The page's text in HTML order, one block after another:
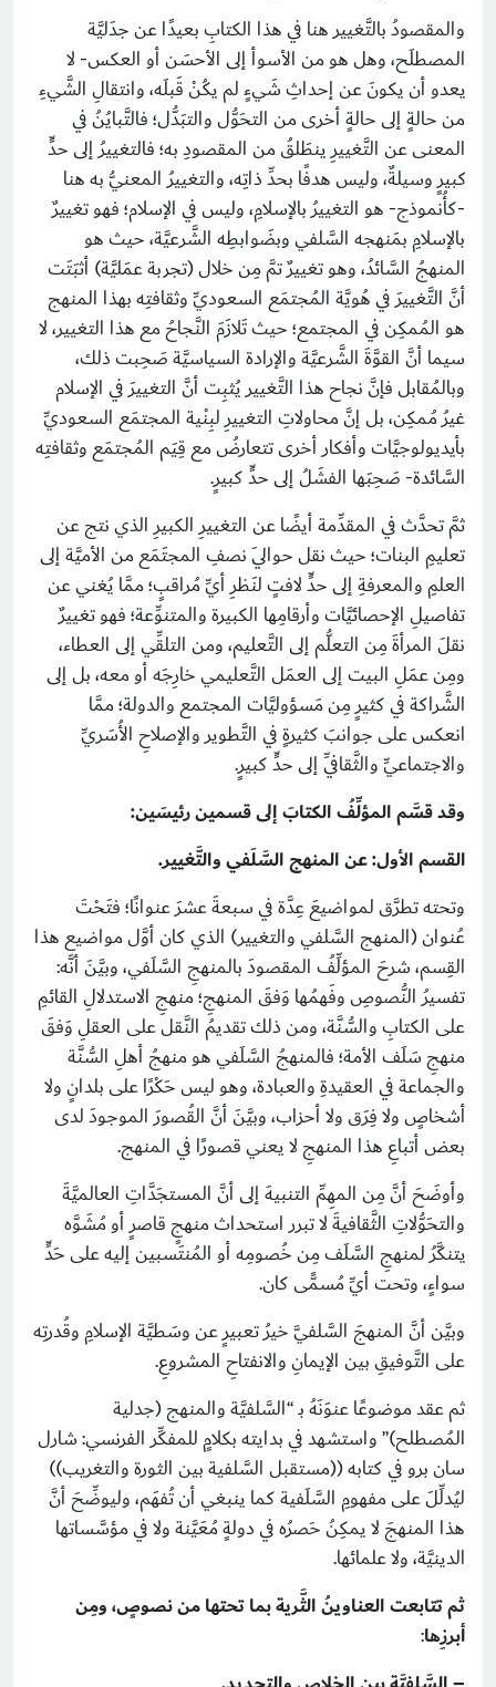
والمقصودُ بالتَّغيير هنا في هذا الكتابِ بعيدًا عن جدَليَّة
المصطلَح، وهل هو من الأسوأ إلى الأحسَن أو العكس- لا
يعدو أن يكونَ عن إحداثِ شَيءٍ لم يكُنْ قَبلَه، وانتقالِ الشَّيءِ
من حالةٍ إلى حالةٍ أخرى من التحَوُّل والتبَدُّل؛ فالتَّبايُنُ في
المعنى عن التَّغييرِ ينطَلقُ من المقصودِ به؛ فالتغييرُ إلى حدٍّ
كبيرٍ وسيلةٌ، وليس هدفًا بحدِّ ذاتِه، والتغييرُ المعنيُّ به هنا
-كأُنموذج- هو التغييرُ بالإسلامِ، وليس في الإسلام؛ فهو تغييرٌ
بالإسلامِ بمَنهجه السَّلفي وبضَوابطِه الشَّرعيَّة، حيث هو
المنهجُ السَّائدُ، وهو تغييرٌ تمَّ مِن خلال (تجربة عمَليَّة) أثبَتَت
أنَّ التَّغييرَ في هُويَّة المُجتمَع السعوديِّ وثقافتِه بهذا المنهج
هو المُمكِن في المجتمع؛ حيث تَلازَمَ النَّجاحُ مع هذا التغيير، لا
سيما أنَّ القوَّةَ الشَّرعيَّة والإرادة السياسيَّة صَحِبت ذلك،
وبالمُقابل فإنَّ نجاح هذا التَّغيير يُثبِت أنَّ التغييرَ في الإسلام
غيرُ مُمكِن، بل إنَّ محاولاتِ التغييرِ لبِنْية المجتمَع السعوديِّ
بأيديولوجيَّات وأفكار أخرى تتعارضُ مع قِيَم المُجتمَع وثقافتِه
السَّائدة- صَحِبَها الفشَلُ إلى حدٍّ كبيرٍ.
ثمَّ تحدَّث في المقدِّمة أيضًا عن التغييرِ الكبيرِ الذي نتج عن
تعليمِ البنات؛ حيث نقل حوالَي نصفِ المجتَمَع من الأميَّة إلى
العلمِ والمعرفةِ إلى حدٍّ لافتٍ لنَظرِ أيِّ مُراقبٍ؛ ممَّا يُغني عن
تفاصيلِ الإحصائيَّات وأرقامِها الكبيرة والمتنوِّعة؛ فهو تغييرٌ
نقلَ المرأةَ مِن التعلُّم إلى التَّعليم، ومن التلقِّي إلى العطاء،
ومِن عمَلِ البيت إلى العمَل التَّعليمي خارِجَه أو معه، بل إلى
الشَّراكة في كثيرٍ مِن مَسؤوليَّات المجتمع والدولة؛ ممَّا
انعكس على جوانبَ كثيرةٍ في التَّطوير والإصلاحِ الأُسَريِّ
والاجتماعيِّ والثَّقافيِّ إلى حدٍّ كبيرٍ.
وقد قسَّم المؤلِّفُ الكتابَ إلى قسمين رئيسَين:
القسم الأول: عن المنهج السَّلَفي والتَّغيير.
وتحته تطرَّق لمواضيعَ عِدَّة في سبعةَ عشرَ عنوانًا؛ فتَحْتَ
عُنوان (المنهج السَّلفي والتغيير) الذي كان أوَّل مواضيع هذا
القِسم، شرحَ المؤلِّفُ المقصودَ بالمنهجِ السَّلَفي، وبيَّنَ أنَّه:
تفسيرُ النُّصوصِ وفَهمُها وَفقَ المنهجِ؛ منهجِ الاستدلالِ القائمِ
على الكتابِ والسُّنَّة، ومن ذلك تقديمُ النَّقل على العقلِ وَفقَ
منهجِ سَلَف الأمة؛ فالمنهجُ السَّلَفي هو منهجُ أهلِ السُّنَّة
والجماعة في العقيدةِ والعبادة، وهو ليس حَكْرًا على بلدانٍ ولا
أشخاصٍ ولا فِرَق ولا أحزاب، وبيَّنَ أنَّ القُصورَ الموجودَ لدى
بعض أتباعِ هذا المنهجِ لا يعني قصورًا في المنهج.
وأوضَحَ أنَّ مِن المهِمِّ التنبيهَ إلى أنَّ المستجَدَّاتِ العالميَّةَ
والتحَوُّلاتِ الثَّقافيةَ لا تبرر استحداث منهجٍ قاصرٍ أو مُشَوَّه
يتنكَّرُ لمنهجِ السَّلَف مِن خُصومِه أو المُنتَسبين إليه على حَدٍّ
سواءٍ، وتحت أيِّ مُسمًّى كان.
وبيَّن أنَّ المنهجَ السَّلفيَّ خيرُ تعبيرٍ عن وسَطيَّة الإسلامِ وقُدرتِه
على التَّوفيقِ بين الإيمانِ والانفتاحِ المشروعِ.
ثم عقد موضوعًا عنوَنَهُ بـ “السَّلفيَّة والمنهج (جدلية
المُصطلح)” واستشهد في بدايته بكلامٍ للمفكِّر الفرنسي: شارل
سان برو في كتابه ((مستقبل السَّلفية بين الثورة والتغريب))
ليُدلِّلَ على مفهومِ السَّلَفية كما ينبغي أن تُفهَم، وليوضِّحَ أنَّ
هذا المنهجَ لا يمكِنُ حَصرُه في دولةٍ مُعَيَّنة ولا في مؤسَّساتها
الدينيَّة، ولا علمائها.
ثم تتابعت العناوينُ الثَّرية بما تحتها من نصوصٍ، ومِن
أبرزِها: